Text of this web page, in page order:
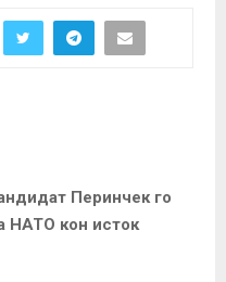
Перинчек го
НАТО кон исток